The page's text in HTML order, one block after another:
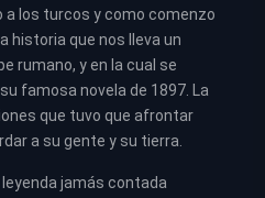
los turcos y como comenzo
historia que nos lleva un
rumano, y en la cual se
famosa novela de 1897. La
que tuvo que afrontar
a su gente y su tierra.
leyenda jamás contada